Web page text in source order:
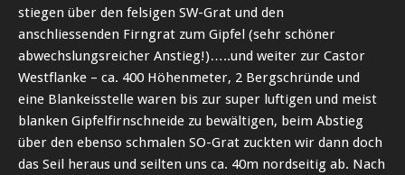
stiegen über den felsigen SW-Grat und den
anschliessenden Firngrat zum Gipfel (sehr schöner
abwechslungsreicher Anstieg!)…..und weiter zur Castor
Westflanke – ca. 400 Höhenmeter, 2 Bergschründe und
eine Blankeisstelle waren bis zur super luftigen und meist
blanken Gipfelfirnschneide zu bewältigen, beim Abstieg
über den ebenso schmalen SO-Grat zuckten wir dann doch
das Seil heraus und seilten uns ca. 40m nordseitig ab. Nach